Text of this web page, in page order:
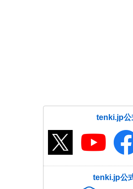
tenki.jp公
tenki.jp公